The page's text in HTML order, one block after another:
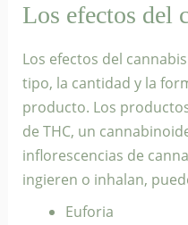
Los efectos del
Los efectos del
tipo, la cantidad y la
producto. Los
de THC, un
inflorescencias de
ingieren o inhalan,
Euforia